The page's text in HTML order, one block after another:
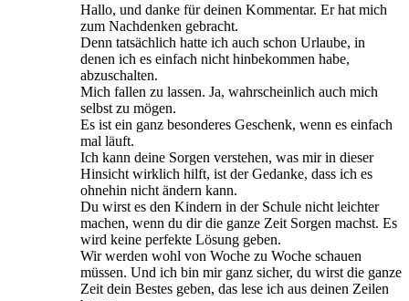
Hallo, und danke für deinen Kommentar. Er hat mich
zum Nachdenken gebracht.
Denn tatsächlich hatte ich auch schon Urlaube, in
denen ich es einfach nicht hinbekommen habe,
abzuschalten.
Mich fallen zu lassen. Ja, wahrscheinlich auch mich
selbst zu mögen.
Es ist ein ganz besonderes Geschenk, wenn es einfach
mal läuft.
Ich kann deine Sorgen verstehen, was mir in dieser
Hinsicht wirklich hilft, ist der Gedanke, dass ich es
ohnehin nicht ändern kann.
Du wirst es den Kindern in der Schule nicht leichter
machen, wenn du dir die ganze Zeit Sorgen machst. Es
wird keine perfekte Lösung geben.
Wir werden wohl von Woche zu Woche schauen
müssen. Und ich bin mir ganz sicher, du wirst die ganze
Zeit dein Bestes geben, das lese ich aus deinen Zeilen